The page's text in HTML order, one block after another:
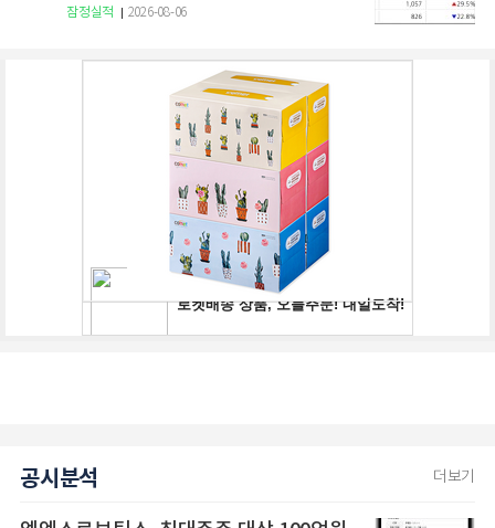
잠정실적 2026-08-06
공시분석 더보기